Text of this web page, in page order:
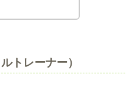
トレーナー）